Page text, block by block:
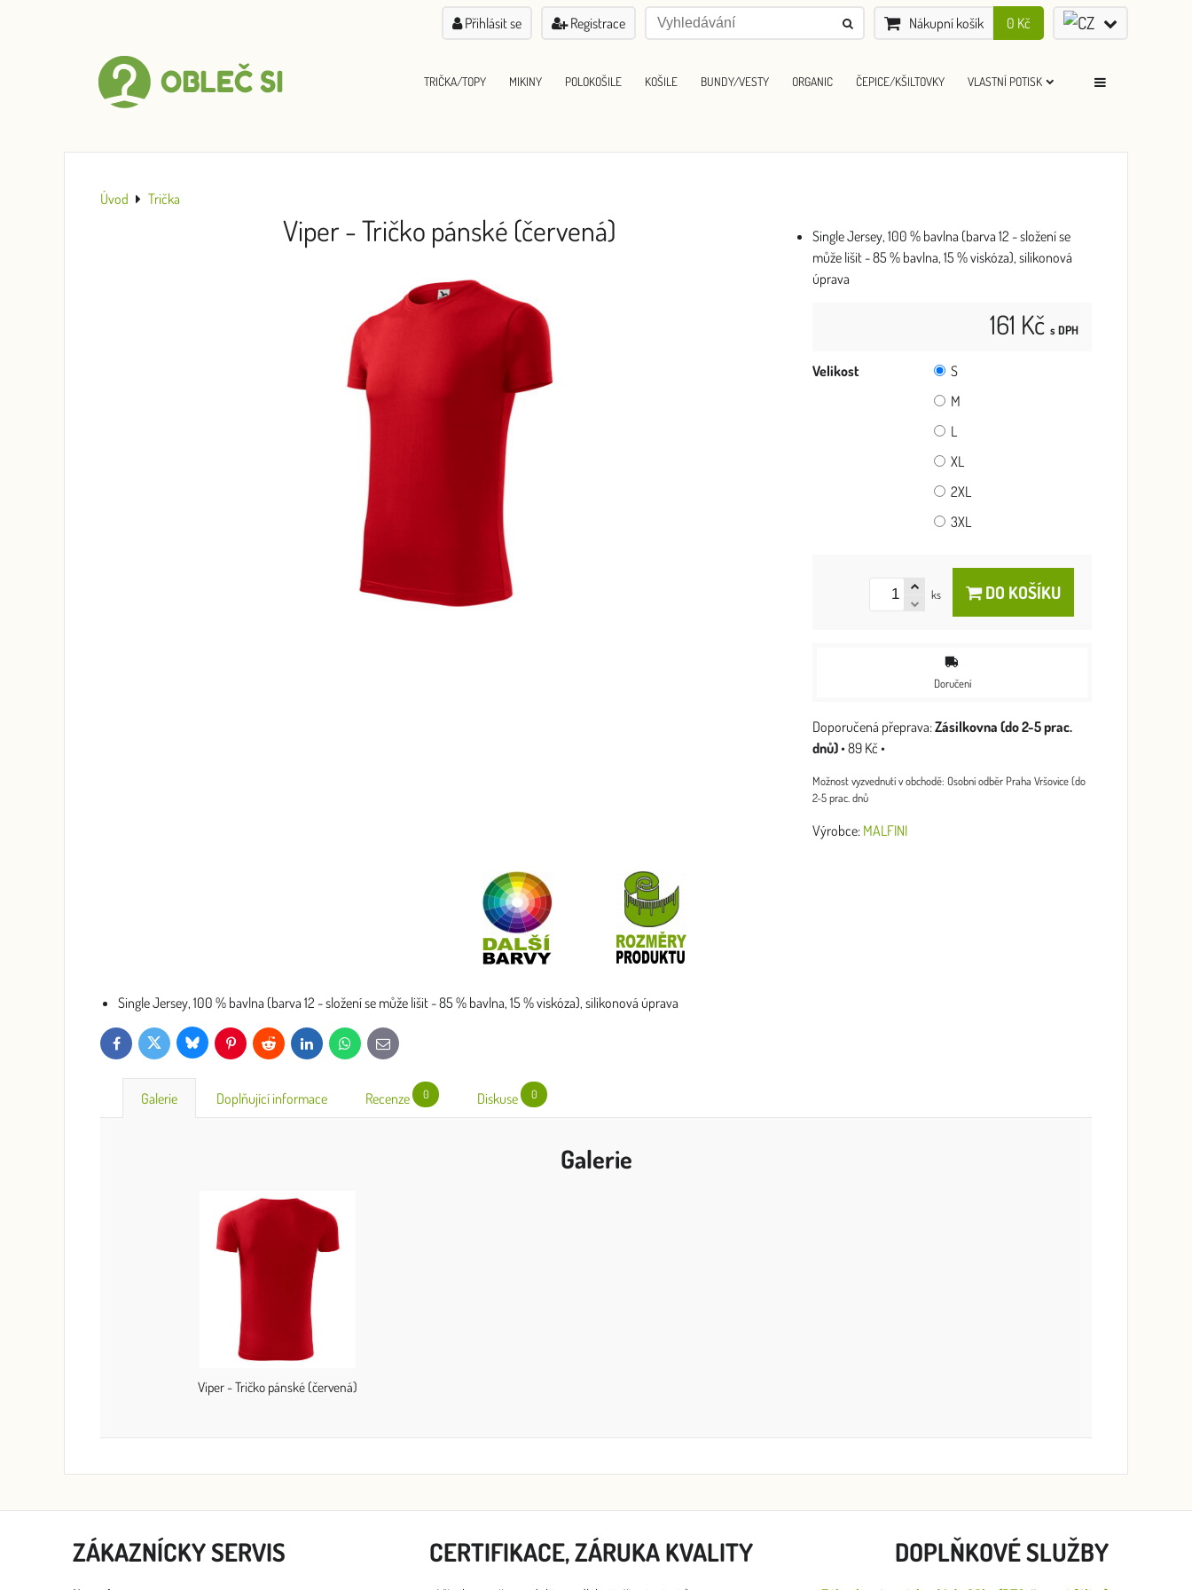
Přihlásit se Registrace Nákupní košík 0 Kč
TRIČKA/TOPY MIKINY POLOKOŠILE KOŠILE BUNDY/VESTY ORGANIC ČEPICE/KŠILTOVKY VLASTNÍ POTISK
Úvod Trička
Viper - Tričko pánské (červená)
Single Jersey, 100 % bavlna (barva 12 - složení se
může lišit - 85 % bavlna, 15 % viskóza), silikonová
úprava
161 Kč s DPH
Velikost
S
M
L
XL
2XL
3XL
ks DO KOŠÍKU
Doručení
Zásilkovna (do 2-5 prac.
dnů)•89 Kč •
Osobní odběr Praha Vršovice (do
2-5 prac. dnů
Výrobce: MALFINI
Single Jersey, 100 % bavlna (barva 12 - složení se může lišit - 85 % bavlna, 15 % viskóza), silikonová úprava
FacebookTwitter Bluesky PinterestReddit LinkedInWhatsApp
E-
mail
Galerie Doplňující informace Recenze 0 Diskuse 0
Galerie
Viper - Tričko pánské (červená)
ZÁKAZNÍCKY SERVIS CERTIFIKACE, ZÁRUKA KVALITY DOPLŇKOVÉ SLUŽBY